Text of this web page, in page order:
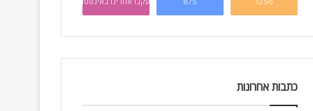
כתבות אחרונות